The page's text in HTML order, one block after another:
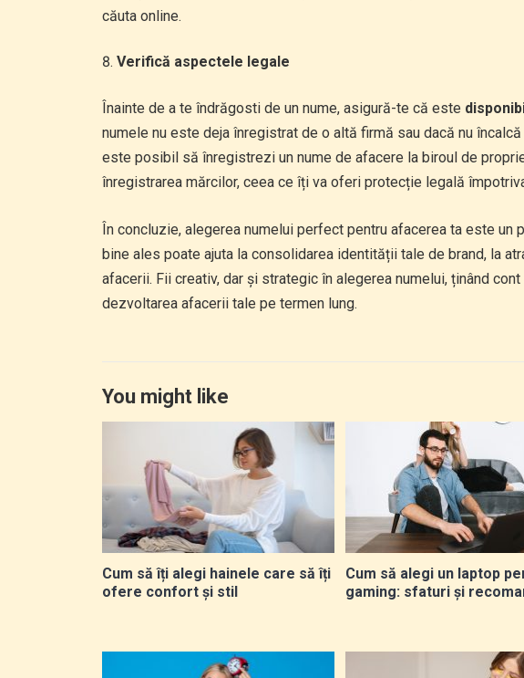
căuta online.
Verifică aspectele legale
Înainte de a te îndrăgosti de un nume, asigură-te că este
numele nu este deja înregistrat de o altă firmă sau dacă nu
este posibil să înregistrezi un nume de afacere la biroul de
înregistrarea mărcilor, ceea ce îți va oferi protecție legală
În concluzie, alegerea numelui perfect pentru afacerea ta este
bine ales poate ajuta la consolidarea identității tale de brand, la
afacerii. Fii creativ, dar și strategic în alegerea numelui, ținând
dezvoltarea afacerii tale pe termen lung.
You might like
Cum să îți alegi hainele care să îți
ofere confort și stil
Cum să alegi un laptop
gaming: sfaturi și